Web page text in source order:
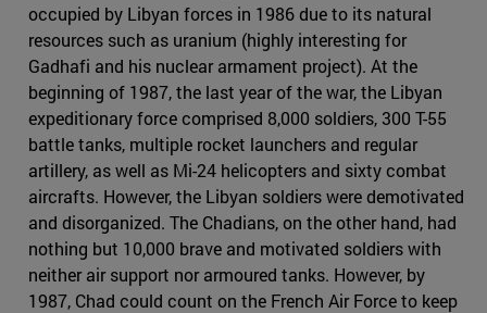
occupied by Libyan forces in 1986 due to its natural
resources such as uranium (highly interesting for
Gadhafi and his nuclear armament project). At the
beginning of 1987, the last year of the war, the Libyan
expeditionary force comprised 8,000 soldiers, 300 T-55
battle tanks, multiple rocket launchers and regular
artillery, as well as Mi-24 helicopters and sixty combat
aircrafts. However, the Libyan soldiers were demotivated
and disorganized. The Chadians, on the other hand, had
nothing but 10,000 brave and motivated soldiers with
neither air support nor armoured tanks. However, by
1987, Chad could count on the French Air Force to keep